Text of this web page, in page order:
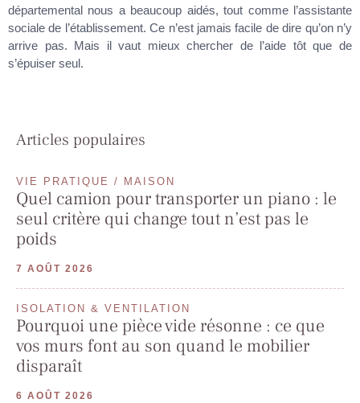
départemental nous a beaucoup aidés, tout comme l’assistante
sociale de l’établissement. Ce n’est jamais facile de dire qu’on n’y
arrive pas. Mais il vaut mieux chercher de l’aide tôt que de
s’épuiser seul.
Articles populaires
VIE PRATIQUE / MAISON
Quel camion pour transporter un piano : le
seul critère qui change tout n’est pas le
poids
7 AOÛT 2026
ISOLATION & VENTILATION
Pourquoi une pièce vide résonne : ce que
vos murs font au son quand le mobilier
disparaît
6 AOÛT 2026